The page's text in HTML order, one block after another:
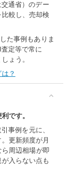
通省）のデー
較し、売却検
た事例もありま
定等で常に
ょう。
？
です。
事例を元に、
更新頻度が月
周辺相場が即
入らない点も